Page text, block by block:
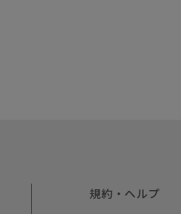
規約・ヘルプ